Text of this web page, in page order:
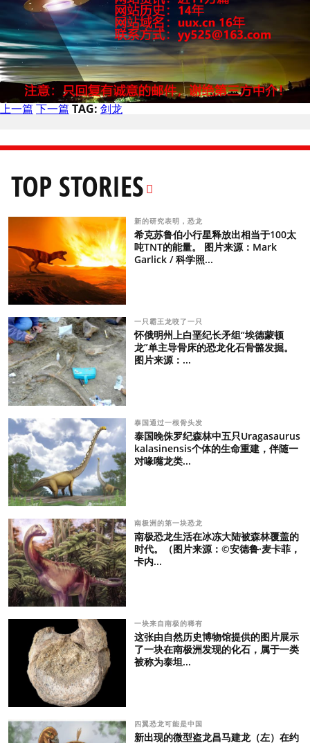
上一篇 下一篇 TAG: 剑龙
TOP STORIES
新的研究表明，恐龙
希克苏鲁伯小行星释放出相当于100太
吨TNT的能量。 图片来源：Mark
Garlick / 科学照...
一只霸王龙咬了一只
怀俄明州上白垩纪长矛组“埃德蒙顿
龙”单主导骨床的恐龙化石骨骼发掘。
图片来源：...
泰国通过一根骨头发
泰国晚侏罗纪森林中五只Uragasaurus
kalasinensis个体的生命重建，伴随一
对喙嘴龙类...
南极洲的第一块恐龙
南极恐龙生活在冰冻大陆被森林覆盖的
时代。（图片来源：©安德鲁·麦卡菲，
卡内...
一块来自南极的稀有
这张由自然历史博物馆提供的图片展示
了一块在南极洲发现的化石，属于一类
被称为泰坦...
四翼恐龙可能是中国
新出现的微型盗龙昌马建龙（左）在约